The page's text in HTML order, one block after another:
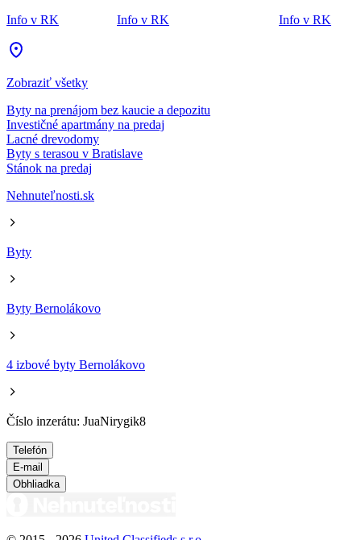
Info v RK
Info v RK
Info v RK
Zobraziť všetky
Byty na prenájom bez kaucie a depozitu
Investičné apartmány na predaj
Lacné drevodomy
Byty s terasou v Bratislave
Stánok na predaj
Nehnuteľnosti.sk
Byty
Byty Bernolákovo
4 izbové byty Bernolákovo
Číslo inzerátu: JuaNirygik8
Telefón
E-mail
Obhliadka